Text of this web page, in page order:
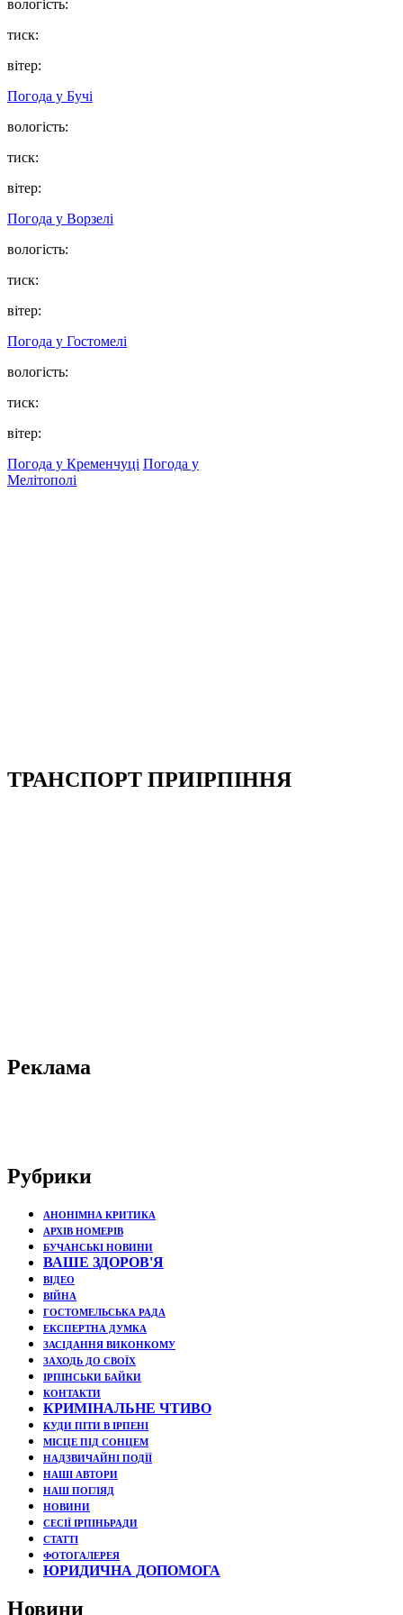
вологість:
тиск:
вітер:
Погода у Бучі
вологість:
тиск:
вітер:
Погода у Ворзелі
вологість:
тиск:
вітер:
Погода у Гостомелі
вологість:
тиск:
вітер:
Погода у Кременчуці Погода у
Мелітополі
ТРАНСПОРТ ПРИІРПІННЯ
Реклама
Рубрики
АНОНІМНА КРИТИКА
АРХІВ НОМЕРІВ
БУЧАНСЬКІ НОВИНИ
ВАШЕ ЗДОРОВ'Я
ВІДЕО
ВІЙНА
ГОСТОМЕЛЬСЬКА РАДА
ЕКСПЕРТНА ДУМКА
ЗАСІДАННЯ ВИКОНКОМУ
ЗАХОДЬ ДО СВОЇХ
ІРПІНСЬКИ БАЙКИ
КОНТАКТИ
КРИМІНАЛЬНЕ ЧТИВО
КУДИ ПІТИ В ІРПЕНІ
МІСЦЕ ПІД СОНЦЕМ
НАДЗВИЧАЙНІ ПОДЇЇ
НАШІ АВТОРИ
НАШ ПОГЛЯД
НОВИНИ
СЕСІЇ ІРПІНЬРАДИ
СТАТТІ
ФОТОГАЛЕРЕЯ
ЮРИДИЧНА ДОПОМОГА
Новини